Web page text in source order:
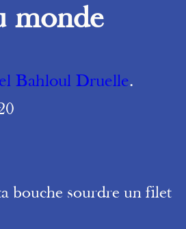
monde
Bahloul Druelle.
bouche sourdre un filet